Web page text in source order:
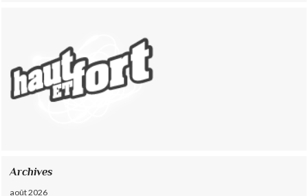
Archives
août 2026